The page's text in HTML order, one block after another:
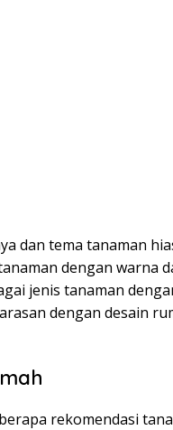
dan tema tanaman
dengan warna
jenis tanaman
dengan desain
rekomendasi